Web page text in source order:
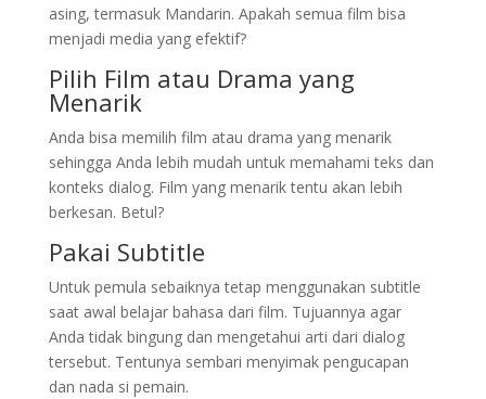
asing, termasuk Mandarin. Apakah semua film bisa
menjadi media yang efektif?
Pilih Film atau Drama yang
Menarik
Anda bisa memilih film atau drama yang menarik
sehingga Anda lebih mudah untuk memahami teks dan
konteks dialog. Film yang menarik tentu akan lebih
berkesan. Betul?
Pakai Subtitle
Untuk pemula sebaiknya tetap menggunakan subtitle
saat awal belajar bahasa dari film. Tujuannya agar
Anda tidak bingung dan mengetahui arti dari dialog
tersebut. Tentunya sembari menyimak pengucapan
dan nada si pemain.